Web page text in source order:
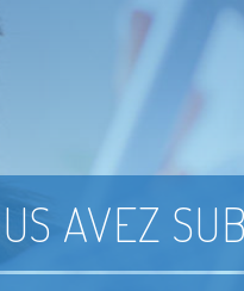
AVEZ